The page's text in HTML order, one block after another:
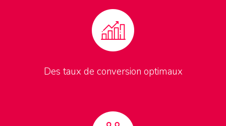
Des taux de conversion optimaux